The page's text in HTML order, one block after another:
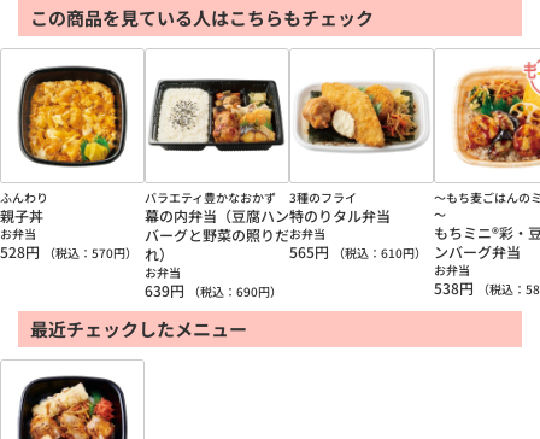
この商品を見ている人はこちらもチェック
ふんわり
親子丼
お弁当
528円 （税込： 570円）
バラエティ豊かなおかず
幕の内弁当（豆腐ハン
バーグと野菜の照りだ
れ）
お弁当
639円 （税込： 690円）
3種のフライ
特のりタル弁当
お弁当
565円 （税込： 610円）
～もち麦ごはんの
～
もちミニ®彩・
ンバーグ弁当
お弁当
538円 （税込：
最近チェックしたメニュー